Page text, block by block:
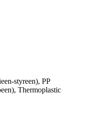
styreen), PP
, Thermoplastic